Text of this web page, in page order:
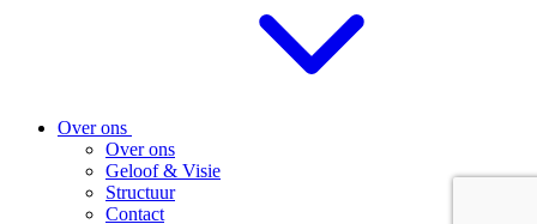
Over ons
Over ons
Geloof & Visie
Structuur
Contact